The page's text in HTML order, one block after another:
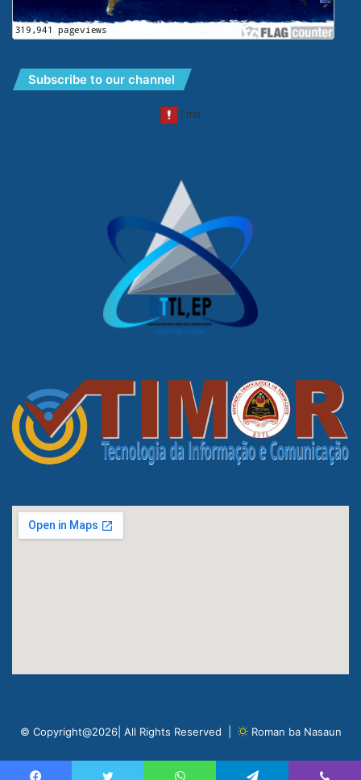
Subscribe to our channel
© Copyright@2026| All Rights Reserved | Roman ba Nasaun